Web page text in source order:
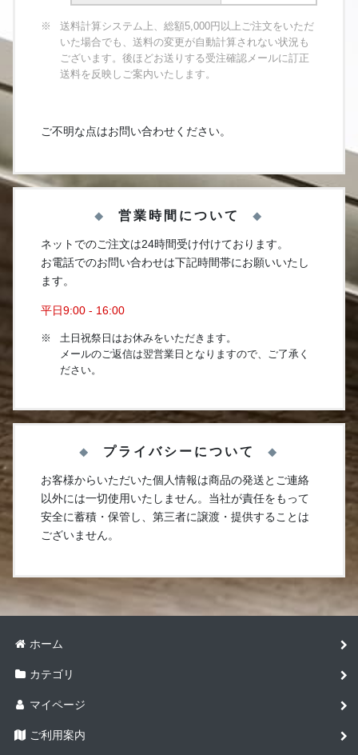
送料計算システム上、総額5,000円以上ご注文をいただ
いた場合でも、送料の変更が自動計算されない状況も
ございます。後ほどお送りする受注確認メールに訂正
送料を反映しご案内いたします。
ご不明な点はお問い合わせください。
営業時間について
ネットでのご注文は24時間受け付けております。
お電話でのお問い合わせは下記時間帯にお願いいたし
ます。
平日9:00 - 16:00
土日祝祭日はお休みをいただきます。
メールのご返信は翌営業日となりますので、ご了承く
ださい。
プライバシーについて
お客様からいただいた個人情報は商品の発送とご連絡
以外には一切使用いたしません。当社が責任をもって
安全に蓄積・保管し、第三者に譲渡・提供することは
ございません。
ホーム
カテゴリ
マイページ
ご利用案内